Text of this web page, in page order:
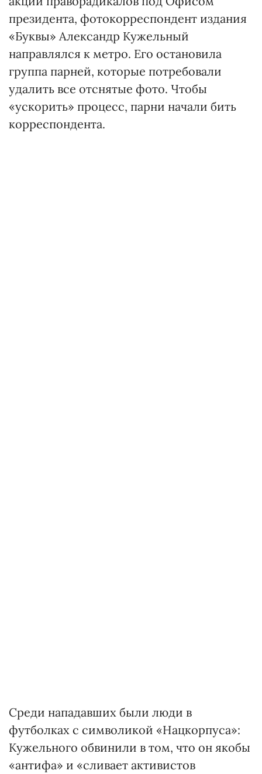
президента, фотокорреспондент издания
«Буквы» Александр Кужельный
направлялся к метро. Его остановила
группа парней, которые потребовали
удалить все отснятые фото. Чтобы
«ускорить» процесс, парни начали бить
корреспондента.
Среди нападавших были люди в
футболках с символикой «Нацкорпуса»:
Кужельного обвинили в том, что он якобы
«антифа» и «сливает активистов